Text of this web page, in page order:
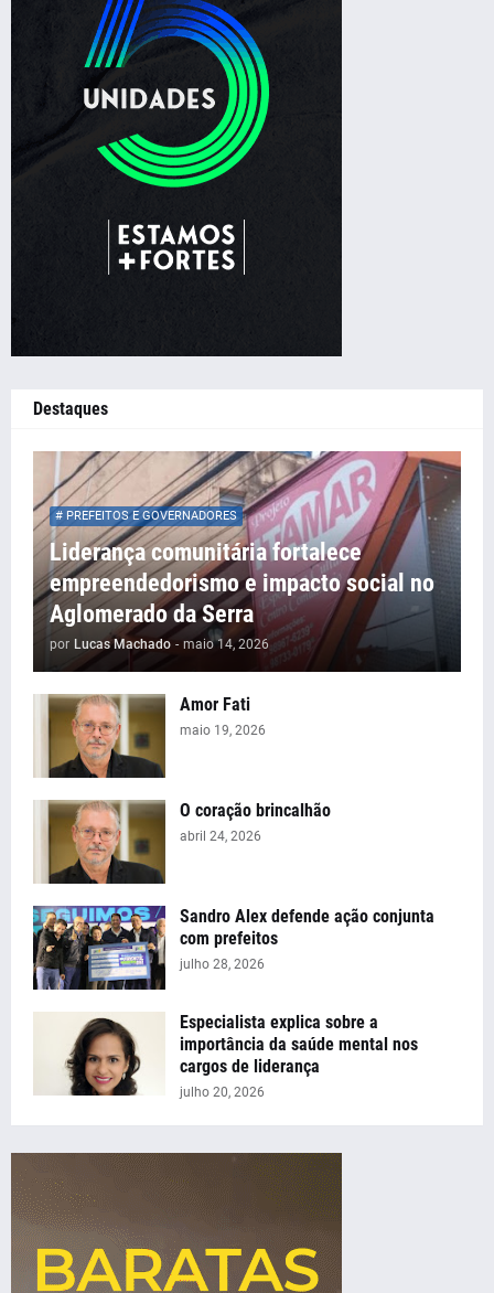
Destaques
# PREFEITOS E GOVERNADORES
Liderança comunitária fortalece
empreendedorismo e impacto social no
Aglomerado da Serra
por Lucas Machado - maio 14, 2026
Amor Fati
maio 19, 2026
O coração brincalhão
abril 24, 2026
Sandro Alex defende ação conjunta
com prefeitos
julho 28, 2026
Especialista explica sobre a
importância da saúde mental nos
cargos de liderança
julho 20, 2026